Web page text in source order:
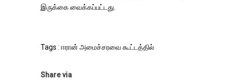
இருக்கை வைக்கப்பட்டது.
Tags : ஈரான் அமைச்சரவை கூட்டத்தில்
Share via